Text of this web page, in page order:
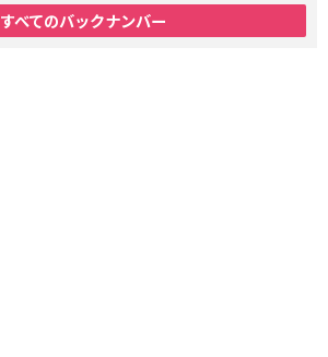
すべてのバックナンバー